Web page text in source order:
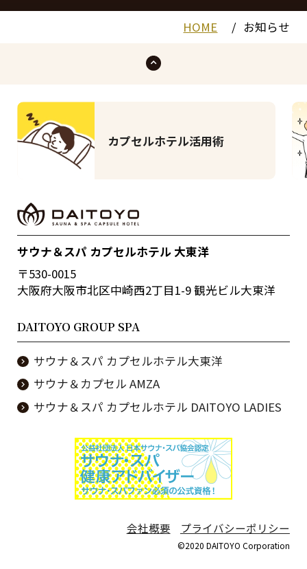
HOME お知らせ
カプセルホテル活用術
サウナ＆スパ カプセルホテル 大東洋
〒530-0015
大阪府大阪市北区中崎西2丁目1-9 観光ビル大東洋
DAITOYO GROUP SPA
サウナ＆スパ カプセルホテル大東洋
サウナ＆カプセル AMZA
サウナ＆スパ カプセルホテル DAITOYO LADIES
会社概要 プライバシーポリシー
©2020 DAITOYO Corporation